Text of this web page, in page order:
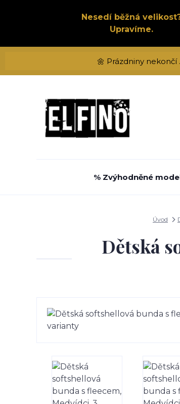
Nesedí běžná
Upravíme.
🌼 Prázdniny nekončí
% Zvýhodněné
Úvod
Dětská